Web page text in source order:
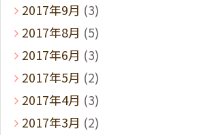
2017年9月 (3)
2017年8月 (5)
2017年6月 (3)
2017年5月 (2)
2017年4月 (3)
2017年3月 (2)